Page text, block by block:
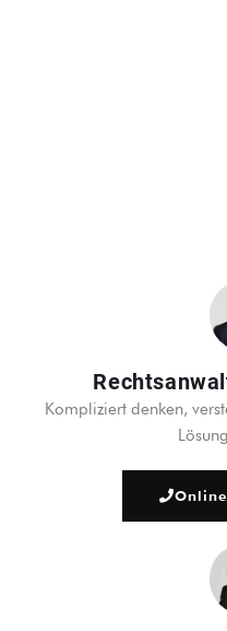
Kompliziert denken,